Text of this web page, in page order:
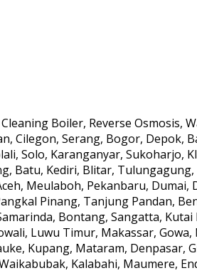
Boiler, Reverse Osmosis,
Cilegon, Serang, Bogor, Depok,
Solo, Karanganyar, Sukoharjo,
Batu, Kediri, Blitar,
Meulaboh, Pekanbaru,
Pinang, Tanjung Pandan,
Bontang, Sangatta,
Luwu Timur, Makassar,
Kupang, Mataram, Denpasar,
Kalabahi, Maumere,